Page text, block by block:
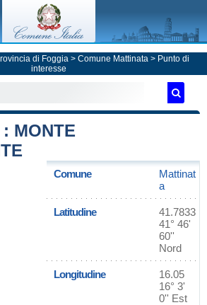
di Foggia> Comune Mattinata> Punto di
interesse
MONTE
Comune
Mattinat
a
Latitudine
41.7833
41° 46'
60''
Nord
Longitudine
16.05
16° 3'
0'' Est